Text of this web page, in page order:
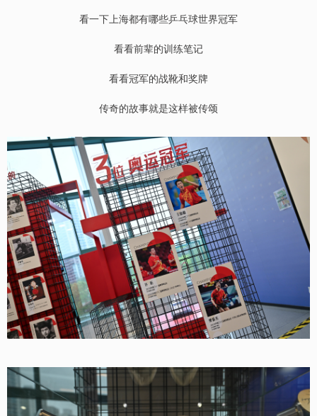
看一下上海都有哪些乒乓球世界冠军
看看前辈的训练笔记
看看冠军的战靴和奖牌
传奇的故事就是这样被传颂